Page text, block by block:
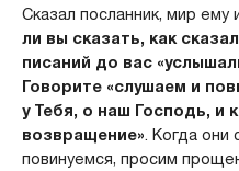
Сказал посланник, мир ему
ли вы сказать, как
писаний до вас
Говорите «слушаем и
у Тебя, о наш Господь, и
возвращение». Когда они
повинуемся, просим